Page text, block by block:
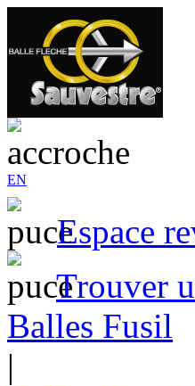
EN
Espace
Trouver
Balles Fusil
|